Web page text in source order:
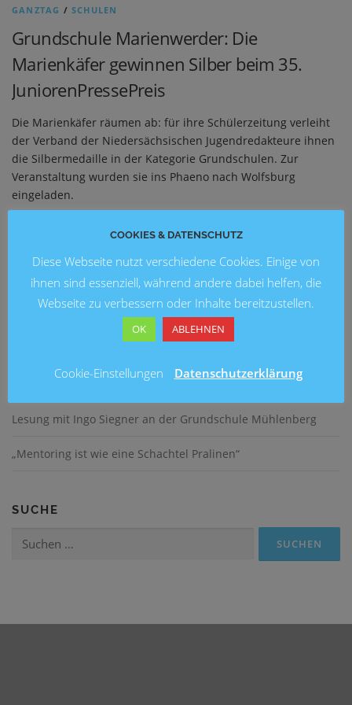
GANZTAG /SCHULEN
Grundschule Marienwerder: Die
Marienkäfer gewinnen Silber beim 35.
JuniorenPressePreis
Die Marienkäfer räumen ab: für ihre Schülerzeitung verleiht
der Verband der Niedersächsischen Jugendredakteure ihnen
die Silbermedaille in der Kategorie Grundschulen. Zur
Veranstaltung wurden sie ins Phaeno nach Wolfsburg
eingeladen.
NEUESTE BEITRÄGE
Blick in die Zukunft: Kunstausstellung 2026 an der
Grundschule Marienwerder
Fußballturnier am Entenfang
Lesung mit Ingo Siegner an der Grundschule Mühlenberg
„Mentoring ist wie eine Schachtel Pralinen“
SUCHE
Suchen
COOKIES & DATENSCHUTZ
Diese Webseite nutzt verschiedene Cookies. Einige von
ihnen sind essenziell, während andere dabei helfen, die
Webseite zu verbessern oder Inhalte bereitzustellen.
OK ABLEHNEN
Cookie-Einstellungen Datenschutzerklärung